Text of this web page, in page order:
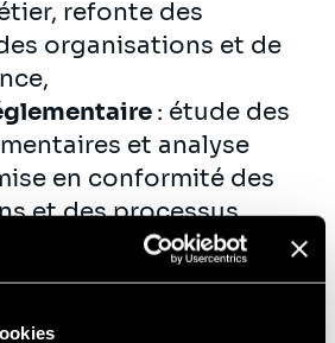
refonte des
organisations et de
: étude des
et analyse
en conformité des
et des processus,
: cadrage,
maitrise d’ouvrage,